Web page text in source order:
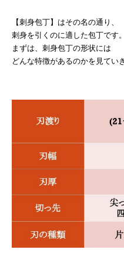
【刺身包丁】はその名の通り、
刺身を引くのに適した包丁です。
まずは、刺身包丁の形状には
どんな特徴があるのかを見てい